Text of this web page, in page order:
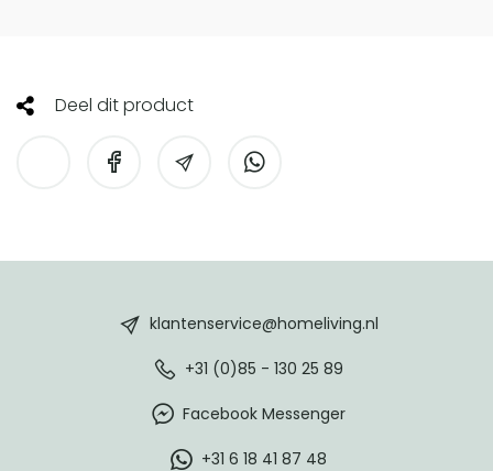
Deel dit product
klantenservice@homeliving.nl
+31 (0)85 - 130 25 89
Facebook Messenger
+31 6 18 41 87 48